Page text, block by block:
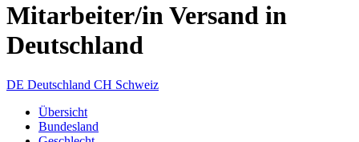
Mitarbeiter/in Versand in
Deutschland
DE Deutschland CH Schweiz
Übersicht
Bundesland